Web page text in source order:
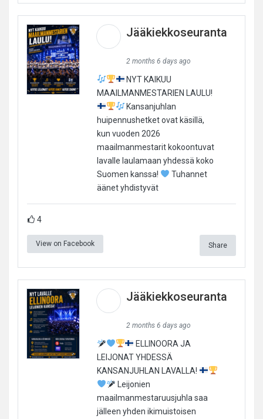
Jääkiekkoseuranta
2 months 6 days ago
NYT KAIKUU
MAAILMANMESTARIEN LAULU!
Kansanjuhlan
huipennushetket ovat käsillä,
kun vuoden 2026
maailmanmestarit kokoontuvat
lavalle laulamaan yhdessä koko
Suomen kanssa!
Tuhannet
äänet yhdistyvät
4
View on Facebook Share
Jääkiekkoseuranta
2 months 6 days ago
ELLINOORA JA
LEIJONAT YHDESSÄ
KANSANJUHLAN LAVALLA!
Leijonien
maailmanmestaruusjuhla saa
jälleen yhden ikimuistoisen